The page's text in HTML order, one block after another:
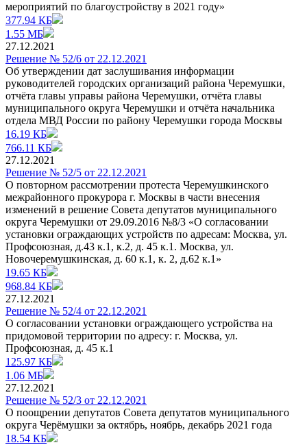
мероприятий по благоустройству в 2021 году»
377.94 КБ
1.55 МБ
27.12.2021
Решение № 52/6 от 22.12.2021
Об утверждении дат заслушивания информации
руководителей городских организаций района Черемушки,
отчёта главы управы района Черемушки, отчёта главы
муниципального округа Черемушки и отчёта начальника
отдела МВД России по району Черемушки города Москвы
16.19 КБ
766.11 КБ
27.12.2021
Решение № 52/5 от 22.12.2021
О повторном рассмотрении протеста Черемушкинского
межрайонного прокурора г. Москвы в части внесения
изменений в решение Совета депутатов муниципального
округа Черемушки от 29.09.2016 №8/3 «О согласовании
установки ограждающих устройств по адресам: Москва, ул.
Профсоюзная, д.43 к.1, к.2, д. 45 к.1. Москва, ул.
Новочеремушкинская, д. 60 к.1, к. 2, д.62 к.1»
19.65 КБ
968.84 КБ
27.12.2021
Решение № 52/4 от 22.12.2021
О согласовании установки ограждающего устройства на
придомовой территории по адресу: г. Москва, ул.
Профсоюзная, д. 45 к.1
125.97 КБ
1.06 МБ
27.12.2021
Решение № 52/3 от 22.12.2021
О поощрении депутатов Совета депутатов муниципального
округа Черёмушки за октябрь, ноябрь, декабрь 2021 года
18.54 КБ